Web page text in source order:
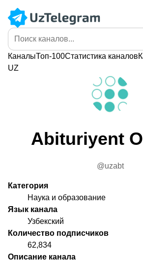
КаналыТоп-100Статистика каналов
UZ
Abituriyent
@uzabt
Категория
Наука и образование
Язык канала
Узбекский
Количество подписчиков
62,834
Описание канала